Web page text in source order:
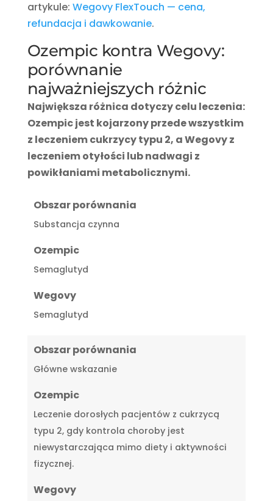
artykule: Wegovy FlexTouch — cena,
refundacja i dawkowanie.
Ozempic kontra Wegovy:
porównanie
najważniejszych różnic
Największa różnica dotyczy celu leczenia:
Ozempic jest kojarzony przede wszystkim
z leczeniem cukrzycy typu 2, a Wegovy z
leczeniem otyłości lub nadwagi z
powikłaniami metabolicznymi.
Obszar porównania
Substancja czynna
Ozempic
Semaglutyd
Wegovy
Semaglutyd
Obszar porównania
Główne wskazanie
Ozempic
Leczenie dorosłych pacjentów z cukrzycą
typu 2, gdy kontrola choroby jest
niewystarczająca mimo diety i aktywności
fizycznej.
Wegovy